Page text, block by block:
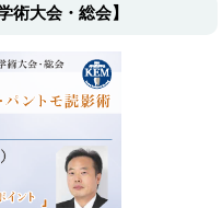
術大会・総会】